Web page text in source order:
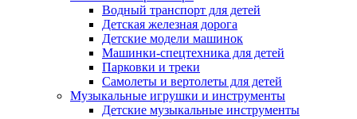
Водный транспорт для детей
Детская железная дорога
Детские модели машинок
Машинки-спецтехника для детей
Парковки и треки
Самолеты и вертолеты для детей
Музыкальные игрушки и инструменты
Детские музыкальные инструменты